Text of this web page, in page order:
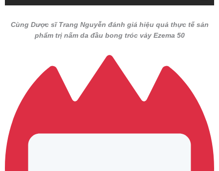
Cùng Dược sĩ Trang Nguyễn đánh giá hiệu quả thực tế sản
phẩm trị nấm da đầu bong tróc vảy Ezema 50